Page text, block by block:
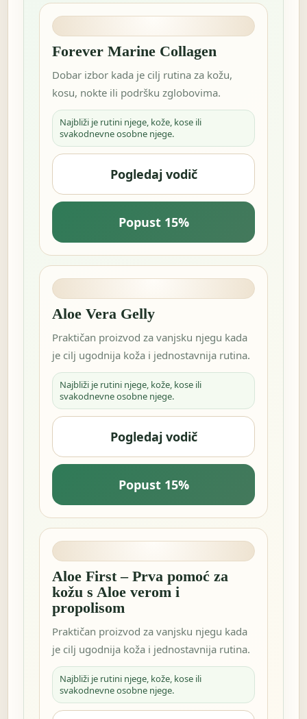
Forever Marine Collagen
Dobar izbor kada je cilj rutina za kožu,
kosu, nokte ili podršku zglobovima.
Najbliži je rutini njege, kože, kose ili
svakodnevne osobne njege.
Pogledaj vodič
Popust 15%
Aloe Vera Gelly
Praktičan proizvod za vanjsku njegu kada
je cilj ugodnija koža i jednostavnija rutina.
Najbliži je rutini njege, kože, kose ili
svakodnevne osobne njege.
Pogledaj vodič
Popust 15%
Aloe First – Prva pomoć za
kožu s Aloe verom i
propolisom
Praktičan proizvod za vanjsku njegu kada
je cilj ugodnija koža i jednostavnija rutina.
Najbliži je rutini njege, kože, kose ili
svakodnevne osobne njege.